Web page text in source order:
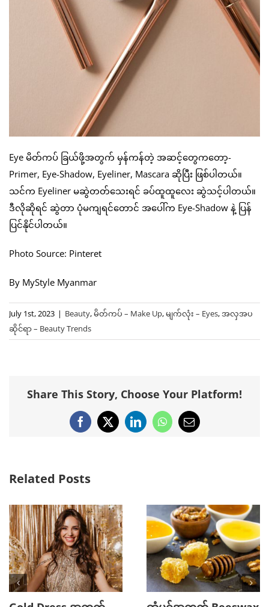
Eye မိတ်ကပ် ခြယ်ဖို့အတွက် မှန်ကန်တဲ့ အဆင့်တွေကတော့-
Primer, Eye-Shadow, Eyeliner, Mascara ဆိုပြီး ဖြစ်ပါတယ်။
သင်က Eyeliner မဆွဲတတ်သေးရင် ခပ်ထူထူလေး ဆွဲသင့်ပါတယ်။
ဒီလိုဆိုရင် ဆွဲတာ ပုံမကျရင်တောင် အပေါ်က Eye-Shadow နဲ့ ပြန်
ပြင်နိုင်ပါတယ်။
Photo Source: Pinteret
By MyStyle Myanmar
July 1st, 2023 | Beauty,မိတ်ကပ် – Make Up,မျက်လုံး – Eyes,အလှအပ
ဆိုင်ရာ – Beauty Trends
Share This Story, Choose Your Platform!
Facebook
X LinkedInWhatsApp
Email
Related Posts